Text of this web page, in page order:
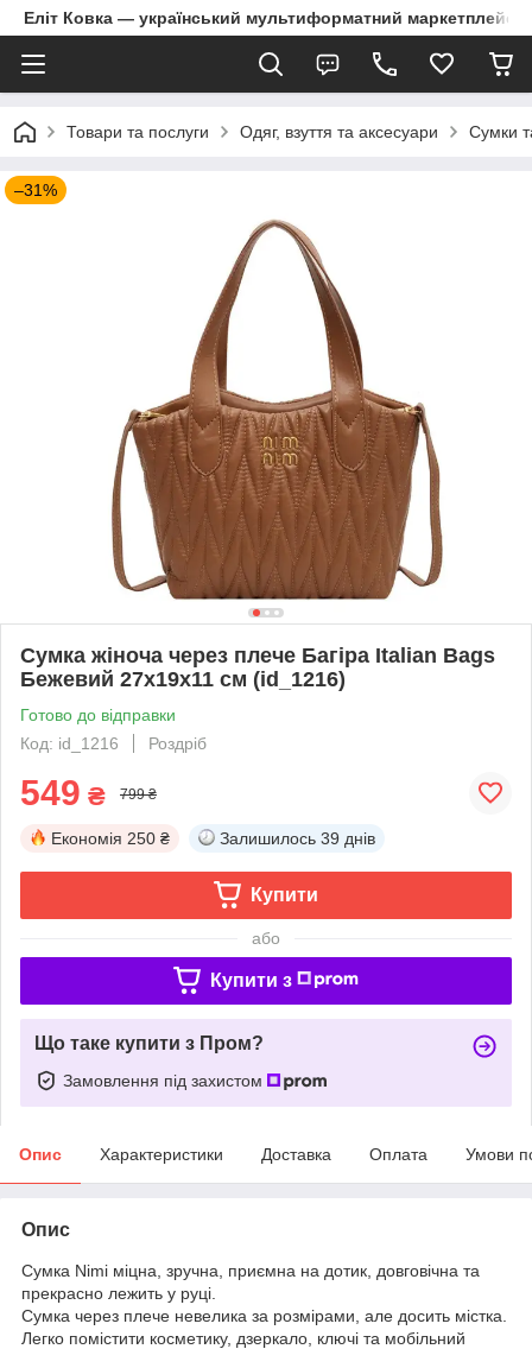
Еліт Ковка — український мультиформатний маркетплейс
Товари та послуги Одяг, взуття та аксесуари Сумки
–31%
Сумка жіноча через плече Багіра Italian Bags
Бежевий 27х19х11 см (id_1216)
Готово до відправки
Код: id_1216
Роздріб
549 ₴ 799 ₴
Економія 250 ₴ Залишилось 39 днів
Купити
або
Купити з
Що таке купити з Пром?
Замовлення під захистом
Опис Характеристики Доставка Оплата Умови
Опис
Сумка Nimi міцна, зручна, приємна на дотик, довговічна та
прекрасно лежить у руці.
Сумка через плече невелика за розмірами, але досить містка.
Легко помістити косметику, дзеркало, ключі та мобільний